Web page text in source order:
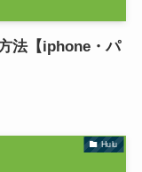
法【iphone・パ
Hulu